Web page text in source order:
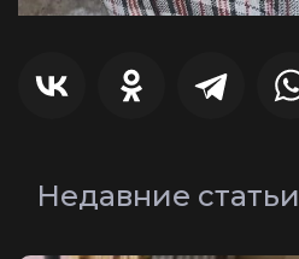
Недавние статьи